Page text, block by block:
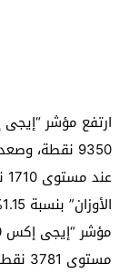
مستوى 3781 نقطة.